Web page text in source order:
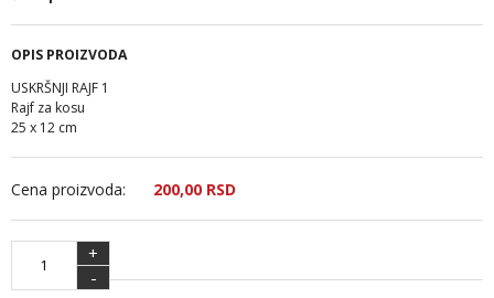
OPIS PROIZVODA
USKRŠNJI RAJF 1
Rajf za kosu
25 x 12 cm
Cena proizvoda: 200,00 RSD
+
-